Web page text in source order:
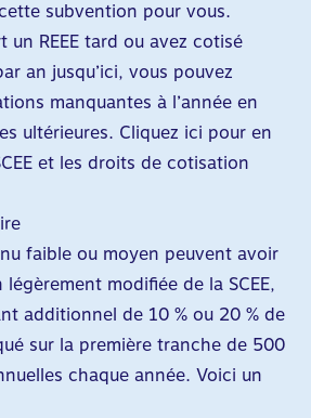
subvention pour vous.
un REEE tard ou avez cotisé
an jusqu’ici, vous pouvez
manquantes à l’année en
ultérieures. Cliquez ici pour en
et les droits de cotisation
faible ou moyen peuvent avoir
modifiée de la SCEE,
additionnel de 10 % ou 20 % de
sur la première tranche de 500
chaque année. Voici un